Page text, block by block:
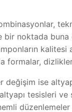
noktada buna
formalar,
ise
tesisleri